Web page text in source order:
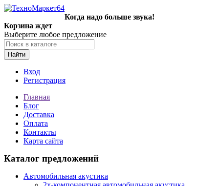
Когда надо больше звука!
Корзина ждет
Выберите любое предложение
Найти
Вход
Регистрация
Главная
Блог
Доставка
Оплата
Контакты
Карта сайта
Каталог предложений
Автомобильная акустика